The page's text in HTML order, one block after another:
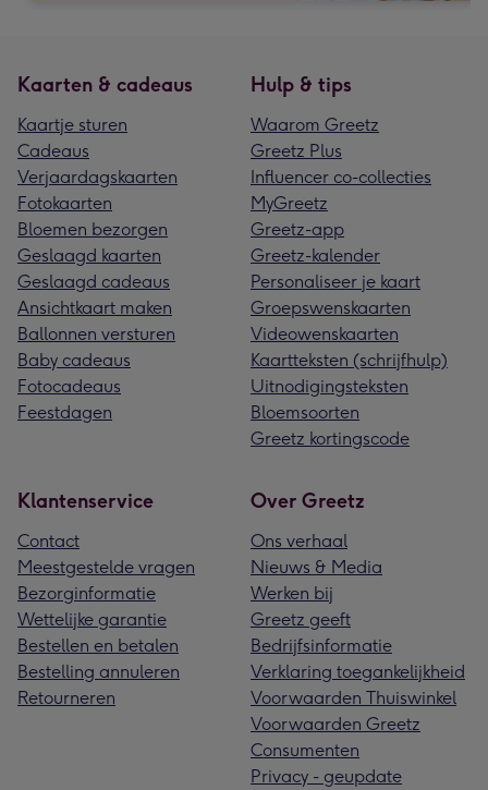
Kaarten & cadeaus
Kaartje sturen
Cadeaus
Verjaardagskaarten
Fotokaarten
Bloemen bezorgen
Geslaagd kaarten
Geslaagd cadeaus
Ansichtkaart maken
Ballonnen versturen
Baby cadeaus
Fotocadeaus
Feestdagen
Hulp & tips
Waarom Greetz
Greetz Plus
Influencer co-collecties
MyGreetz
Greetz-app
Greetz-kalender
Personaliseer je kaart
Groepswenskaarten
Videowenskaarten
Kaartteksten (schrijfhulp)
Uitnodigingsteksten
Bloemsoorten
Greetz kortingscode
Klantenservice
Contact
Meestgestelde vragen
Bezorginformatie
Wettelijke garantie
Bestellen en betalen
Bestelling annuleren
Retourneren
Over Greetz
Ons verhaal
Nieuws & Media
Werken bij
Greetz geeft
Bedrijfsinformatie
Verklaring toegankelijkheid
Voorwaarden Thuiswinkel
Voorwaarden Greetz
Consumenten
Privacy - geupdate